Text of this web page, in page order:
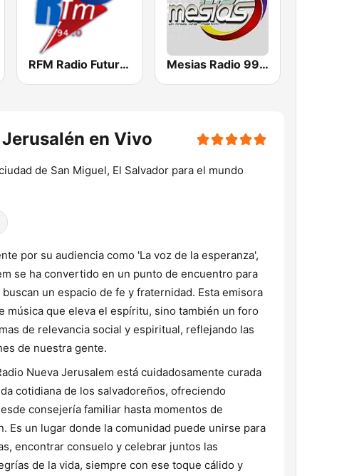
RFM Radio Futurs Medias 94.0 FM Mesias Radio 99.3 FM
en Vivo
de San Miguel, El Salvador para el mundo
por su audiencia como 'La voz de la esperanza',
se ha convertido en un punto de encuentro para
un espacio de fe y fraternidad. Esta emisora
música que eleva el espíritu, sino también un foro
de relevancia social y espiritual, reflejando las
de nuestra gente.
Nueva Jerusalem está cuidadosamente curada
cotidiana de los salvadoreños, ofreciendo
consejería familiar hasta momentos de
Es un lugar donde la comunidad puede unirse para
encontrar consuelo y celebrar juntos las
de la vida, siempre con ese toque cálido y